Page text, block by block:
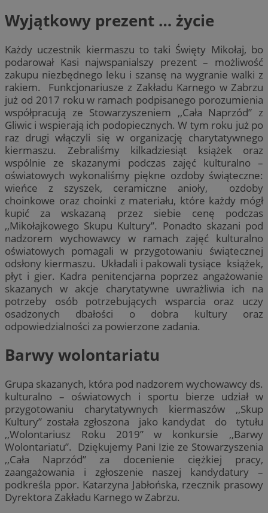
Wyjątkowy prezent … życie
Każdy uczestnik kiermaszu to taki Święty Mikołaj, bo
podarował Kasi najwspanialszy prezent – możliwość
zakupu niezbędnego leku i szansę na wygranie walki z
rakiem. Funkcjonariusze z Zakładu Karnego w Zabrzu
już od 2017 roku w ramach podpisanego porozumienia
współpracują ze Stowarzyszeniem ,,Cała Naprzód” z
Gliwic i wspierają ich podopiecznych. W tym roku już po
raz drugi włączyli się w organizację charytatywnego
kiermaszu. Zebraliśmy kilkadziesiąt książek oraz
wspólnie ze skazanymi podczas zajęć kulturalno –
oświatowych wykonaliśmy piękne ozdoby świąteczne:
wieńce z szyszek, ceramiczne anioły, ozdoby
choinkowe oraz choinki z materiału, które każdy mógł
kupić za wskazaną przez siebie cenę podczas
,,Mikołajkowego Skupu Kultury”. Ponadto skazani pod
nadzorem wychowawcy w ramach zajęć kulturalno
oświatowych pomagali w przygotowaniu świątecznej
odsłony kiermaszu. Układali i pakowali tysiące książek,
płyt i gier. Kadra penitencjarna poprzez angażowanie
skazanych w akcje charytatywne uwrażliwia ich na
potrzeby osób potrzebujących wsparcia oraz uczy
osadzonych dbałości o dobra kultury oraz
odpowiedzialności za powierzone zadania.
Barwy wolontariatu
Grupa skazanych, która pod nadzorem wychowawcy ds.
kulturalno – oświatowych i sportu bierze udział w
przygotowaniu charytatywnych kiermaszów ,,Skup
Kultury” została zgłoszona jako kandydat do tytułu
,,Wolontariusz Roku 2019” w konkursie ,,Barwy
Wolontariatu”. Dziękujemy Pani Izie ze Stowarzyszenia
,,Cała Naprzód” za docenienie ciężkiej pracy,
zaangażowania i zgłoszenie naszej kandydatury –
podkreśla ppor. Katarzyna Jabłońska, rzecznik prasowy
Dyrektora Zakładu Karnego w Zabrzu.